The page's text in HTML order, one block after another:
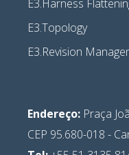
E3.Harness
E3.Topology
E3.Revision
Endereço: Praça
CEP 95.680-018 -